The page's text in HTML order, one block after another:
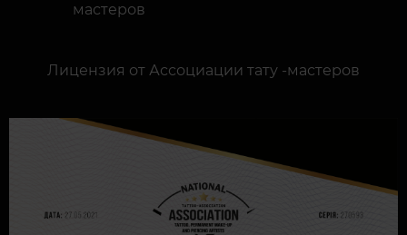
мастеров
Лицензия от Ассоциации тату -мастеров